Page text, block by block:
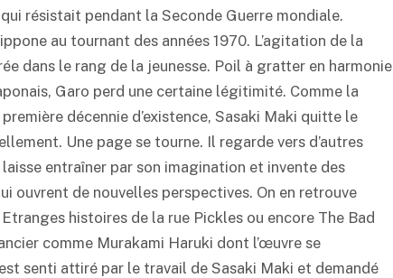
résistait pendant la Seconde Guerre mondiale.
au tournant des années 1970. L’agitation de la
dans le rang de la jeunesse. Poil à gratter en harmonie
Garo perd une certaine légitimité. Comme la
décennie d’existence, Sasaki Maki quitte le
Une page se tourne. Il regarde vers d’autres
entraîner par son imagination et invente des
ouvrent de nouvelles perspectives. On en retrouve
histoires de la rue Pickles ou encore The Bad
comme Murakami Haruki dont l’œuvre se
senti attiré par le travail de Sasaki Maki et demandé